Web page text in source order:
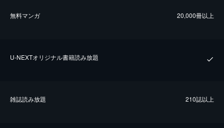
無料マンガ 20,000冊以上
U-NEXTオリジナル書籍読み放題
雑誌読み放題 210誌以上